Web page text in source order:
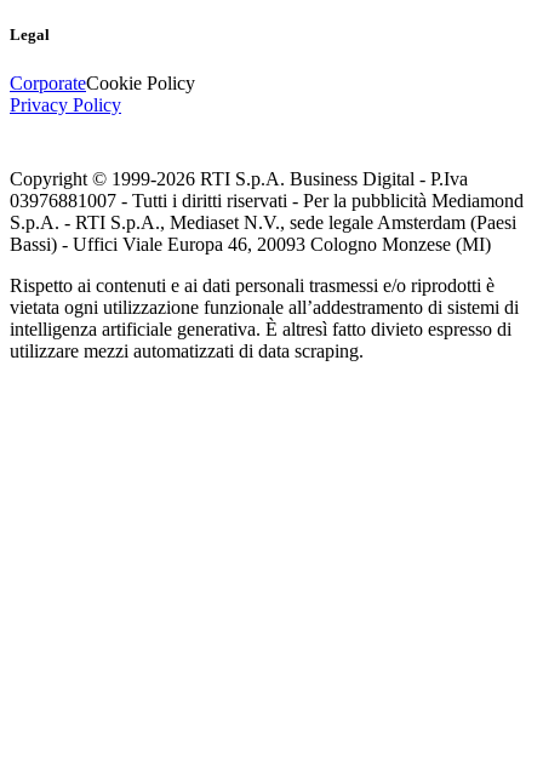
Legal
CorporateCookie Policy
Privacy Policy
Copyright © 1999-2026 RTI S.p.A. Business Digital - P.Iva
03976881007 - Tutti i diritti riservati - Per la pubblicità Mediamond
S.p.A. - RTI S.p.A., Mediaset N.V., sede legale Amsterdam (Paesi
Bassi) - Uffici Viale Europa 46, 20093 Cologno Monzese (MI)
Rispetto ai contenuti e ai dati personali trasmessi e/o riprodotti è
vietata ogni utilizzazione funzionale all’addestramento di sistemi di
intelligenza artificiale generativa. È altresì fatto divieto espresso di
utilizzare mezzi automatizzati di data scraping.